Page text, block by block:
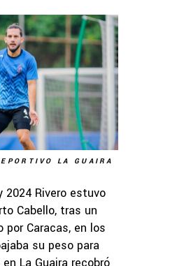
LA GUAIRA
2024 Rivero estuvo
Cabello, tras un
Caracas, en los
su peso para